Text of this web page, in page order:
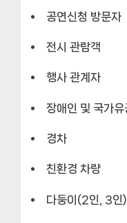
공연신청 방문자
전시 관람객
행사 관계자
장애인 및 국가유
경차
친환경 차량
다둥이(2인, 3인)